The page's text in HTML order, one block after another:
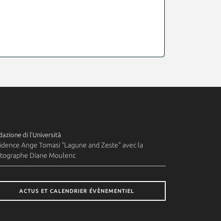
di l'Università
Ange Tomasi "Lagune and Zeste" avec la
Diane Moulenc
ACTUS ET CALENDRIER ÉVÈNEMENTIEL